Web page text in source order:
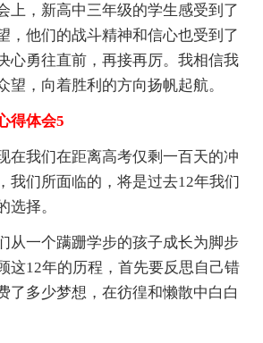
，新高中三年级的学生感受到了
，他们的战斗精神和信心也受到了
心勇往直前，再接再厉。我相信我
望，向着胜利的方向扬帆起航。
得体会5
我们在距离高考仅剩一百天的冲
我们所面临的，将是过去12年我们
选择。
一个蹒跚学步的孩子成长为脚步
这12年的历程，首先要反思自己错
了多少梦想，在彷徨和懒散中白白